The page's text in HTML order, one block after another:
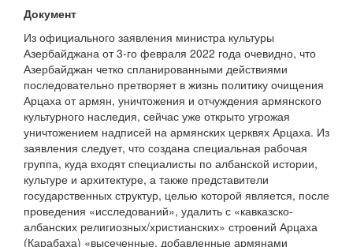
Документ
Из официального заявления министра культуры
Азербайджана от 3-го февраля 2022 года очевидно, что
Азербайджан четко спланированными действиями
последовательно претворяет в жизнь политику очищения
Арцаха от армян, уничтожения и отчуждения армянского
культурного наследия, сейчас уже открыто угрожая
уничтожением надписей на армянских церквях Арцаха. Из
заявления следует, что создана специальная рабочая
группа, куда входят специалисты по албанской истории,
культуре и архитектуре, а также представители
государственных структур, целью которой является, после
проведения «исследований», удалить с «кавказско-
албанских религиозных/христианских» строений Арцаха
(Карабаха) «высеченные, добавленные армянами